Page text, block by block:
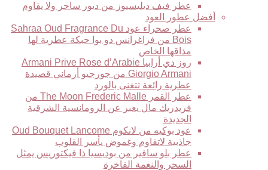
عطر فيف ديليسيوز من ديور ساحر ولا يقاوم
أفضل عطور العود
عطر صحراء عود Sahraa Oud Fragrance Du
Bois من فراغرانس دو بوا حبكة عطرية لها
مذاقها الخاص
روز دي أرابيا Armani Prive Rose d’Arabie
Giorgio Armani من جورجيو أرماني قصيدة
عطرية رائعة تتغنى بالورد
عطر القمر The Moon Frederic Malle من
فريدريك مال يعبر عن الرومانسية الشرقية
الجديدة
عود بوكيه من لانكوم Oud Bouquet Lancome
جاذبية لاتقاوم وغموض يأسر القلوب
عطر بلو سافير من بوديسيا ذا فيكتوريس يمثل
السحر والنغمة الفاخرة